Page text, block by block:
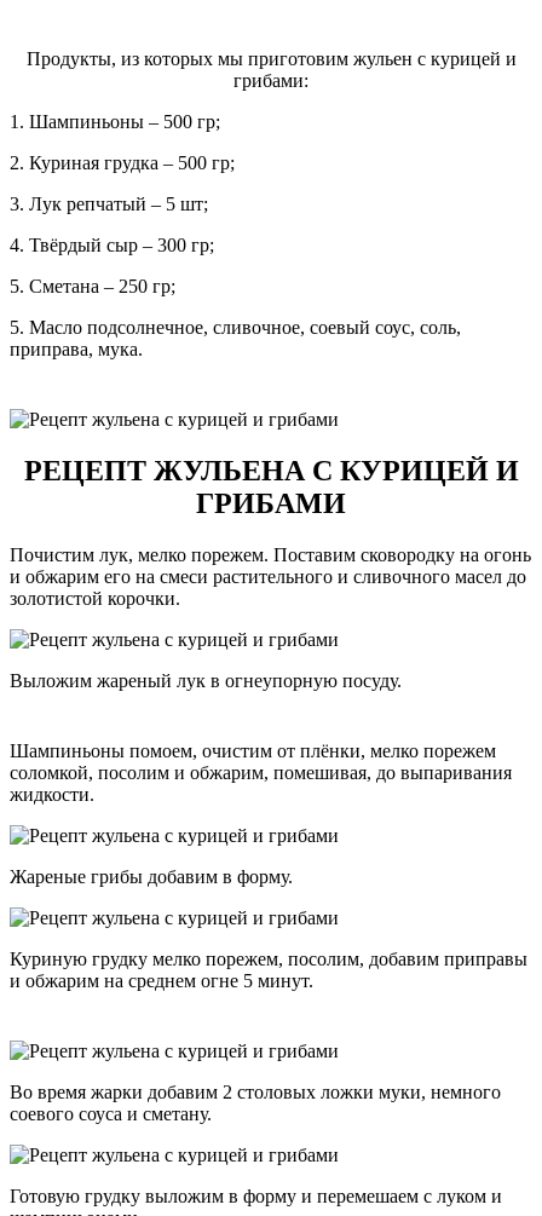
Продукты, из которых мы приготовим жульен с курицей и
грибами:
1. Шампиньоны – 500 гр;
2. Куриная грудка – 500 гр;
3. Лук репчатый – 5 шт;
4. Твёрдый сыр – 300 гр;
5. Сметана – 250 гр;
5. Масло подсолнечное, сливочное, соевый соус, соль,
приправа, мука.
РЕЦЕПТ ЖУЛЬЕНА С КУРИЦЕЙ И
ГРИБАМИ
Почистим лук, мелко порежем. Поставим сковородку на огонь
и обжарим его на смеси растительного и сливочного масел до
золотистой корочки.
Выложим жареный лук в огнеупорную посуду.
Шампиньоны помоем, очистим от плёнки, мелко порежем
соломкой, посолим и обжарим, помешивая, до выпаривания
жидкости.
Жареные грибы добавим в форму.
Куриную грудку мелко порежем, посолим, добавим приправы
и обжарим на среднем огне 5 минут.
Во время жарки добавим 2 столовых ложки муки, немного
соевого соуса и сметану.
Готовую грудку выложим в форму и перемешаем с луком и